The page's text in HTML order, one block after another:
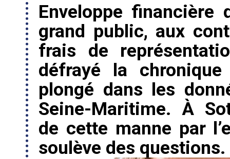
Enveloppe financière
grand public, aux
frais de
défrayé la
plongé dans les
Seine-Maritime. À
de cette manne par
soulève des questions.